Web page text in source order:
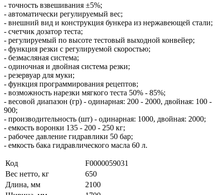
- точность взвешивания ±5%;
- автоматически регулируемый вес;
- внешний вид и конструкция бункера из нержавеющей стали;
- счетчик дозатор теста;
- регулируемый по высоте тестовый выходной конвейер;
- функция резки с регулируемой скоростью;
- безмасляная система;
- одиночная и двойная система резки;
- резервуар для муки;
- функция программирования рецептов;
- возможность нарезки мягкого теста 50% - 85%;
- весовой диапазон (гр) - одинарная: 200 - 2000, двойная: 100 -
900;
- производительность (шт) - одинарная: 1000, двойная: 2000;
- емкость воронки 135 - 200 - 250 кг;
- рабочее давление гидравлики 50 бар;
- емкость бака гидравлического масла 60 л.
Код
F0000059031
Вес нетто, кг
650
Длина, мм
2100